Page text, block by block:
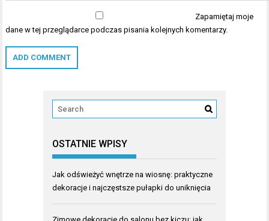
Zapamiętaj moje
dane w tej przeglądarce podczas pisania kolejnych komentarzy.
OSTATNIE WPISY
Jak odświeżyć wnętrze na wiosnę: praktyczne
dekoracje i najczęstsze pułapki do uniknięcia